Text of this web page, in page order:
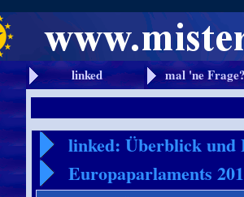
linked
mal 'ne
linked: Überblick und
Europaparlaments